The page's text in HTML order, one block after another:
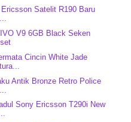
Satelit R190 Baru
V9 6GB Black Seken
Cincin White Jade
Antik Bronze Retro Police
Sony Ericsson T290i New